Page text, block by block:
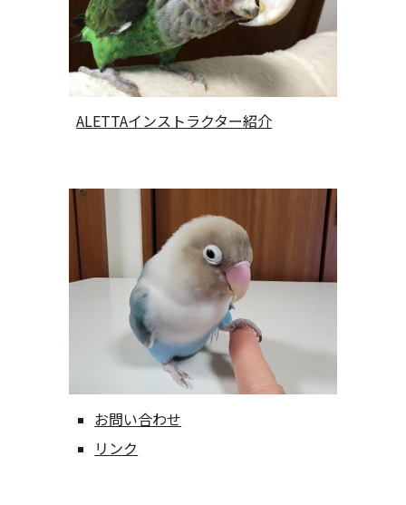
ALETTAインストラクター紹介
お問い合わせ
リンク